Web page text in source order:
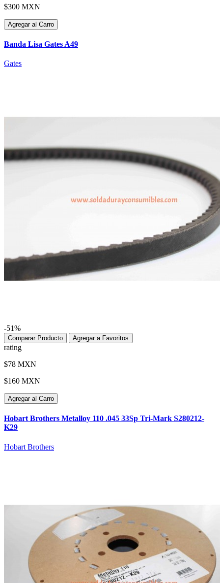
$300 MXN
Agregar al Carro
Banda Lisa Gates A49
Gates
-51%
Comparar Producto Agregar a Favoritos
rating
$78 MXN
$160 MXN
Agregar al Carro
Hobart Brothers Metalloy 110 .045 33Sp Tri-Mark S280212-
K29
Hobart Brothers